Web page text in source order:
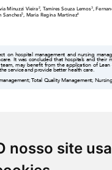
nosso site usa